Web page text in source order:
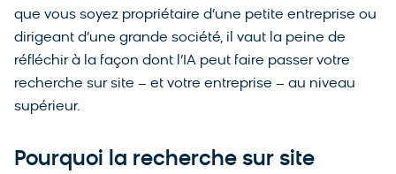
que vous soyez propriétaire d’une petite entreprise ou
dirigeant d’une grande société, il vaut la peine de
réfléchir à la façon dont l’IA peut faire passer votre
recherche sur site – et votre entreprise – au niveau
supérieur.
Pourquoi la recherche sur site